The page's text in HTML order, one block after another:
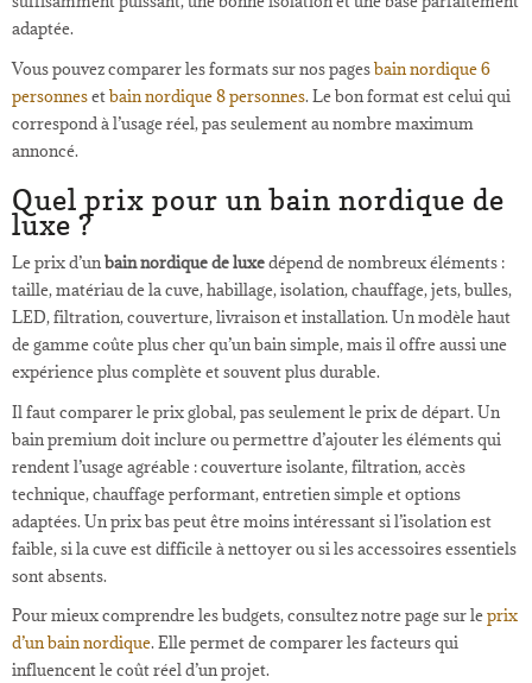
adaptée.
Vous pouvez comparer les formats sur nos pagesbain nordique 6
personnesetbain nordique 8 personnes. Le bon format est celui qui
correspond à l’usage réel, pas seulement au nombre maximum
annoncé.
Quel prix pour un bain nordique de
luxe ?
Le prix d’unbain nordique de luxedépend de nombreux éléments :
taille, matériau de la cuve, habillage, isolation, chauffage, jets, bulles,
LED, filtration, couverture, livraison et installation. Un modèle haut
de gamme coûte plus cher qu’un bain simple, mais il offre aussi une
expérience plus complète et souvent plus durable.
Il faut comparer le prix global, pas seulement le prix de départ. Un
bain premium doit inclure ou permettre d’ajouter les éléments qui
rendent l’usage agréable : couverture isolante, filtration, accès
technique, chauffage performant, entretien simple et options
adaptées. Un prix bas peut être moins intéressant si l’isolation est
faible, si la cuve est difficile à nettoyer ou si les accessoires essentiels
sont absents.
Pour mieux comprendre les budgets, consultez notre page sur leprix
d’un bain nordique. Elle permet de comparer les facteurs qui
influencent le coût réel d’un projet.